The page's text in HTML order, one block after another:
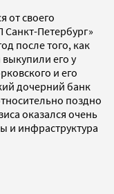
от своего
Петербург»
после того, как
его у
и его
дочерний банк
поздно
оказался очень
и инфраструктура